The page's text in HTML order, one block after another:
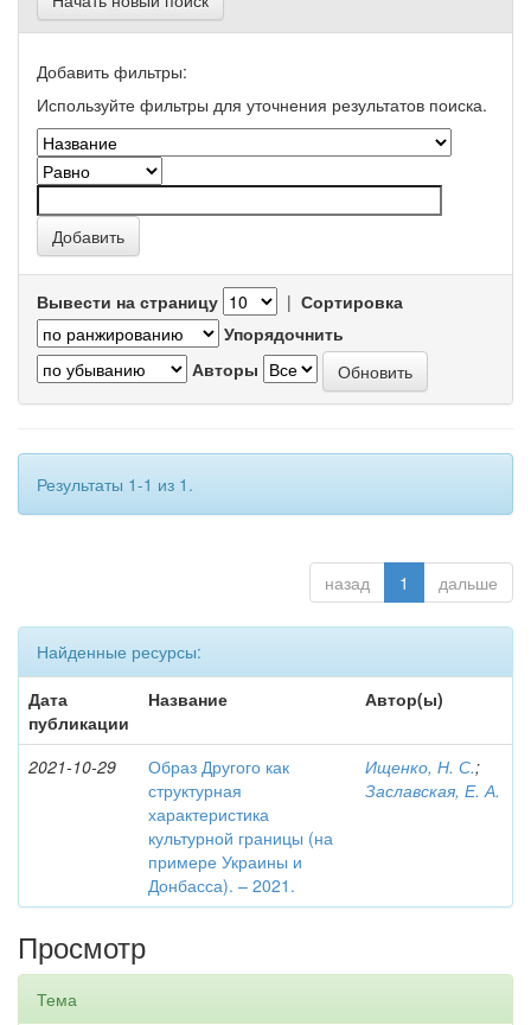
Добавить фильтры:
Используйте фильтры для уточнения результатов поиска.
Вывести на страницу | Сортировка
Упорядочнить
Авторы
Результаты 1-1 из 1.
назад 1 дальше
Найденные ресурсы:
Дата
публикации
Название Автор(ы)
2021-10-29
Образ Другого как
структурная
характеристика
культурной границы (на
примере Украины и
Донбасса). – 2021.
Ищенко, Н. С.;
Заславская, Е. А.
Просмотр
Тема